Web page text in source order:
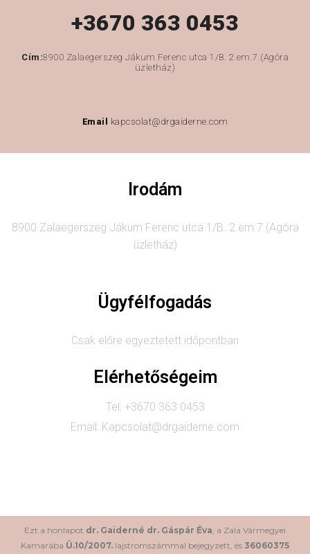
+3670 363 0453
Cím:8900 Zalaegerszeg Jákum Ferenc utca 1/B. 2.em.7.(Agóra
üzletház)
Email kapcsolat@drgaiderne.com
Irodám
8900 Zalaegerszeg Jákum Ferenc utca 1/B. 2.em.7.(Agóra
üzletház)
Ügyfélfogadás
Csak előre egyeztetett időpontban
Elérhetőségeim
Tel: +3670 363 0453
Email: Kapcsolat@drgaiderne.com
Ezt a honlapot dr. Gaiderné dr. Gáspár Éva , a Zala Vármegyei
Kamarába Ü.10/2007. lajstromszámmal bejegyzett, és 36060375